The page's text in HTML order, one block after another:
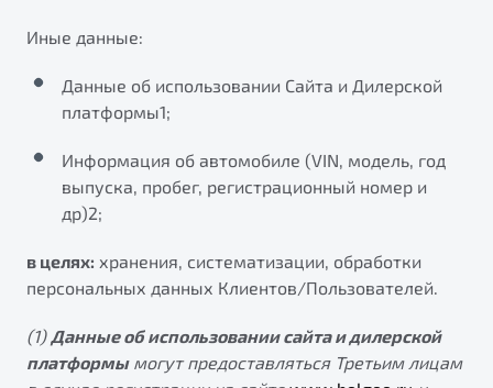
Иные данные:
Данные об использовании Сайта и Дилерской
платформы1;
Информация об автомобиле (VIN, модель, год
выпуска, пробег, регистрационный номер и
др)2;
в целях: хранения, систематизации, обработки
персональных данных Клиентов/Пользователей.
(1)Данные об использовании сайта и дилерской
платформымогут предоставляться Третьим лицам